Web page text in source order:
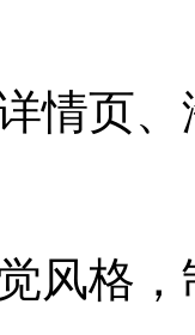
情页
风格